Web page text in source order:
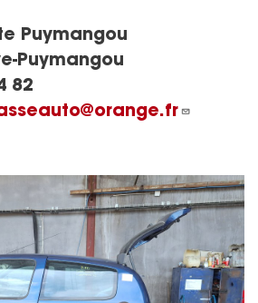
Puymangou
Puymangou
82